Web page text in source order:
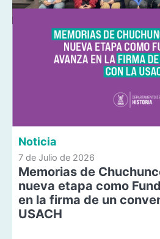
Noticia
7 de Julio de 2026
Memorias de
nueva etapa como
en la firma de un
USACH